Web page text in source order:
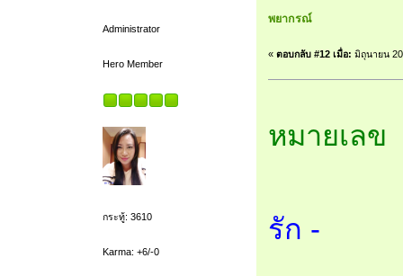
Administrator
Hero Member
กระทู้: 3610
Karma: +6/-0
พยากรณ์
« ตอบกลับ #12 เมื่อ: มิถุนายน
หมายเลข
รัก -